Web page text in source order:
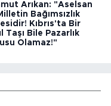
Arıkan: "Aselsan
Bağımsızlık
Kıbrıs'ta Bir
Taşı Bile Pazarlık
Olamaz!"